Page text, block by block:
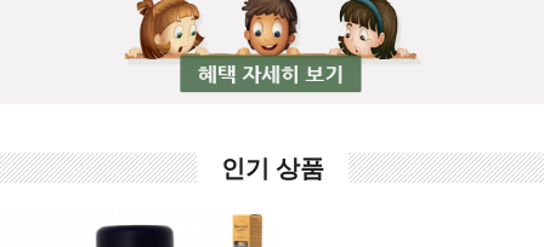
인기 상품